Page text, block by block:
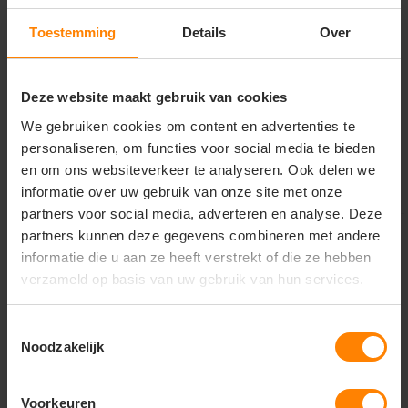
Toestemming Details Over
Deze website maakt gebruik van cookies
We gebruiken cookies om content en advertenties te
personaliseren, om functies voor social media te bieden
en om ons websiteverkeer te analyseren. Ook delen we
informatie over uw gebruik van onze site met onze
partners voor social media, adverteren en analyse. Deze
partners kunnen deze gegevens combineren met andere
informatie die u aan ze heeft verstrekt of die ze hebben
verzameld op basis van uw gebruik van hun services.
Noodzakelijk
Voorkeuren
101...
Materiaal: Katoen / Elasthaan
Fit: Regular Fit
11,26
Bekijken
Materiaal: 100% Katoen
Fit: Regular Fit
12,57
Bekijken